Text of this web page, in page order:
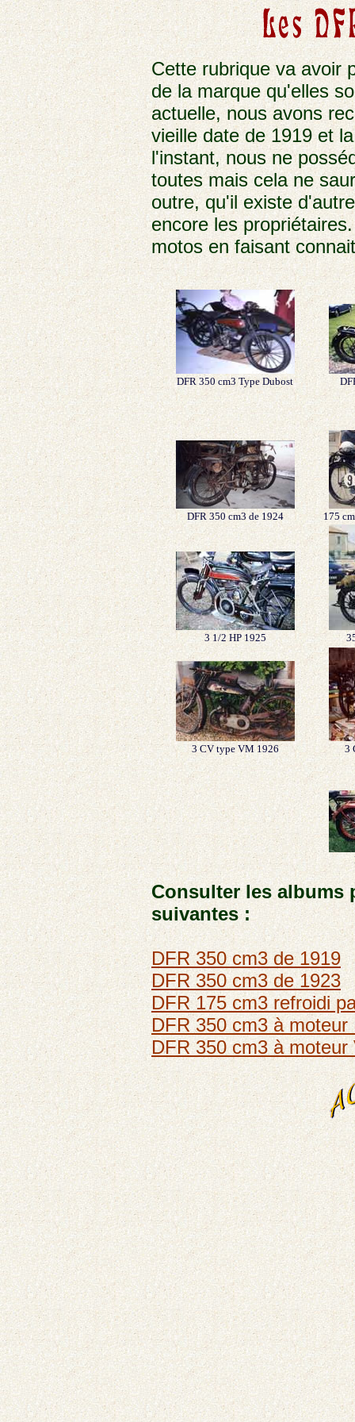
Cette rubrique va avoir
de la marque qu'elles
actuelle, nous avons
vieille date de 1919 et
l'instant, nous ne
toutes mais cela ne
outre, qu'il existe
encore les
motos en faisant
DFR 350 cm3 Type Dubost
DFR 350 cm3 de 1924 175
3 1/2 HP 1925
3 CV type VM 1926 3
Consulter les albums
suivantes :
DFR 350 cm3 de 1919
DFR 350 cm3 de 1923
DFR 175 cm3 refroidi
DFR 350 cm3 à moteur
DFR 350 cm3 à moteur